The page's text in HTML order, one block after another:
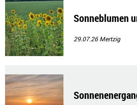
Sonneblumen
29.07.26Mertzig